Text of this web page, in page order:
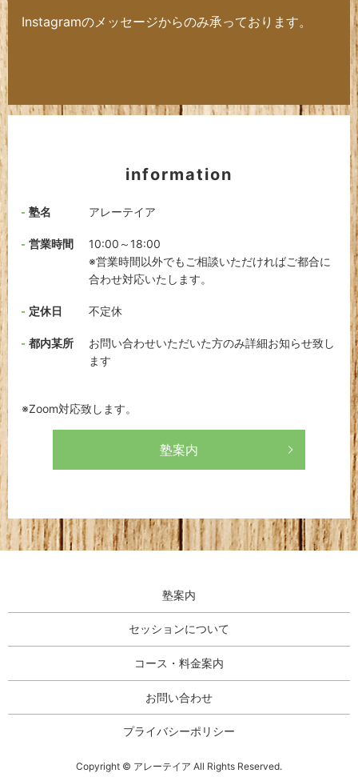
Instagramのメッセージからのみ承っております。
information
塾名 アレーテイア
営業時間
10:00～18:00
※営業時間以外でもご相談いただければご都合に
合わせ対応いたします。
定休日 不定休
都内某所
お問い合わせいただいた方のみ詳細お知らせ致し
ます
※Zoom対応致します。
塾案内
塾案内
セッションについて
コース・料金案内
お問い合わせ
プライバシーポリシー
Copyright © アレーテイア All Rights Reserved.